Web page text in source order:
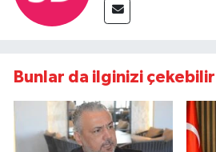
Bunlar da ilginizi çekebilir